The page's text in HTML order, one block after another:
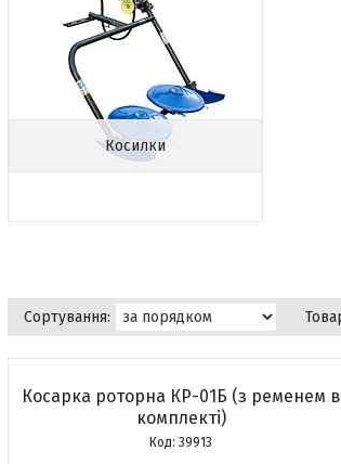
Косилки
Косарка роторна КР-01Б (з ременем в
комплекті)
39913